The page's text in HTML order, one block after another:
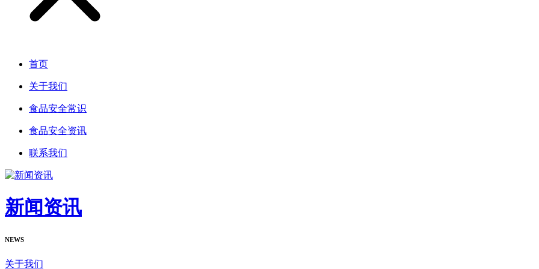
首页
关于我们
食品安全常识
食品安全资讯
联系我们
新闻资讯
NEWS
关于我们